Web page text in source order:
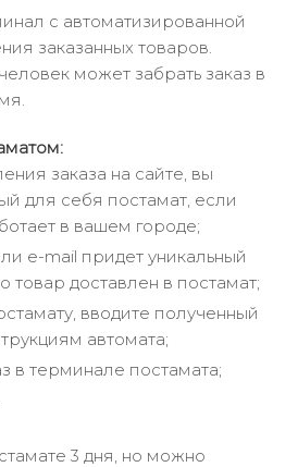
с автоматизированной
заказанных товаров.
может забрать заказ в
заказа на сайте, вы
для себя постамат, если
в вашем городе;
e-mail придет уникальный
товар доставлен в постамат;
вводите полученный
автомата;
в терминале постамата;
3 дня, но можно